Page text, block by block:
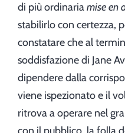
di più ordinariamise en
stabilirlo con certezza,
constatare che al
soddisfazione di Jane
dipendere dalla
viene ispezionato e il
ritrova a operare nel